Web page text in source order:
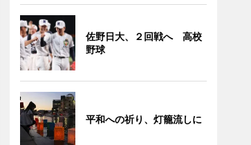
佐野日大、２回戦へ 高校
野球
平和への祈り、灯籠流しに